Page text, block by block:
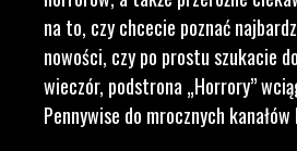
na to, czy chcecie poznać
nowości, czy po prostu szukacie
wieczór, podstrona „Horrory”
Pennywise do mrocznych kanałów